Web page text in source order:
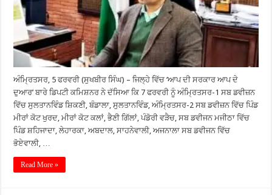
ਅੰਮ੍ਰਿਤਸਰ, 5 ਫਰਵਰੀ (ਸੁਖਬੀਰ ਸਿੰਘ) – ਜਿਲ੍ਹੇ ਵਿੱਚ ‘ਆਪ ਦੀ ਸਰਕਾਰ ਆਪ ਦੇ
ਦੁਆਰ’ ਬਾਰੇ ਡਿਪਟੀ ਕਮਿਸ਼ਨਰ ਨੇ ਦੱਸਿਆ ਕਿ 7 ਫਰਵਰੀ ਨੂੰ ਅੰਮ੍ਰਿਤਸਰ-1 ਸਬ ਡਵੀਜ਼ਨ
ਵਿੱਚ ਸੁਲਤਾਨਵਿੰਡ ਸ਼ਿਕਣੀ, ਬੰਡਾਲਾ, ਸੁਲਤਾਨਵਿੰਡ, ਅੰਮ੍ਰਿਤਸਰ-2 ਸਬ ਡਵੀਜ਼ਨ ਵਿੱਚ ਪਿੰਡ
ਮੀਰਾਂ ਕੋਟ ਖੁਰਦ, ਮੀਰਾਂ ਕੋਟ ਕਲਾਂ, ਭੈਣੀ ਗਿੱਲਾਂ, ਪੰਡੋਰੀ ਵੜੈਚ, ਸਬ ਡਵੀਜਨ ਮਜੀਠਾ ਵਿੱਚ
ਪਿੰਡ ਸ਼ਹਿਜਾਦਾ, ਲੇਹਾਰਕਾ, ਅਬਦਾਲ, ਸਾਹਨੇਵਾਲੀ, ਅਜਨਾਲਾ ਸਬ ਡਵੀਜਨ ਵਿੱਚ
ਭੋਏਵਾਲੀ, …
Read More »